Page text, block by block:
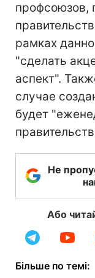
профсоюзов,
рамках
"сделать
аспект".
случае
будет
Не
Або
Більше по темі: